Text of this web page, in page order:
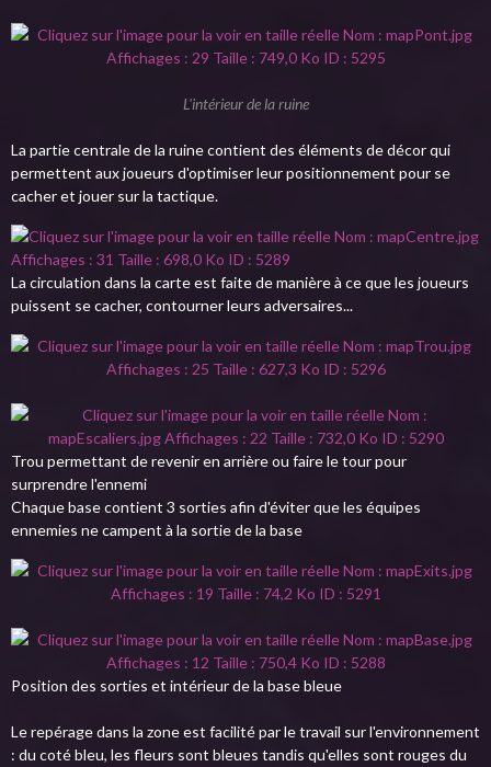
L'intérieur de la ruine
La partie centrale de la ruine contient des éléments de décor qui
permettent aux joueurs d'optimiser leur positionnement pour se
cacher et jouer sur la tactique.
La circulation dans la carte est faite de manière à ce que les joueurs
puissent se cacher, contourner leurs adversaires...
Trou permettant de revenir en arrière ou faire le tour pour
surprendre l'ennemi
Chaque base contient 3 sorties afin d'éviter que les équipes
ennemies ne campent à la sortie de la base
Position des sorties et intérieur de la base bleue
Le repérage dans la zone est facilité par le travail sur l'environnement
: du coté bleu, les fleurs sont bleues tandis qu'elles sont rouges du